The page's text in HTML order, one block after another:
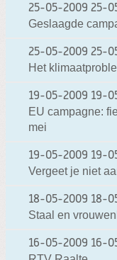
25-05-2009 25-
Geslaagde
25-05-2009 25-
Het
19-05-2009 19-
EU campagne:
mei
19-05-2009 19-
Vergeet je niet
18-05-2009 18-
Staal en
16-05-2009 16-